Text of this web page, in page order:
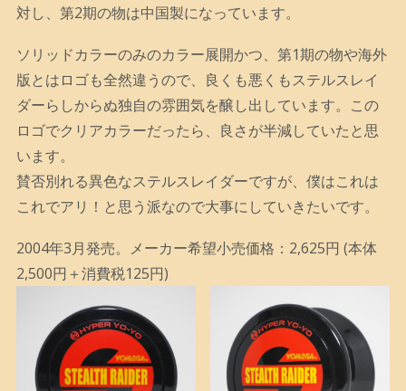
対し、第2期の物は中国製になっています。
ソリッドカラーのみのカラー展開かつ、第1期の物や海外
版とはロゴも全然違うので、良くも悪くもステルスレイ
ダーらしからぬ独自の雰囲気を醸し出しています。この
ロゴでクリアカラーだったら、良さが半減していたと思
います。
賛否別れる異色なステルスレイダーですが、僕はこれは
これでアリ！と思う派なので大事にしていきたいです。
2004年3月発売。メーカー希望小売価格：2,625円 (本体
2,500円＋消費税125円)